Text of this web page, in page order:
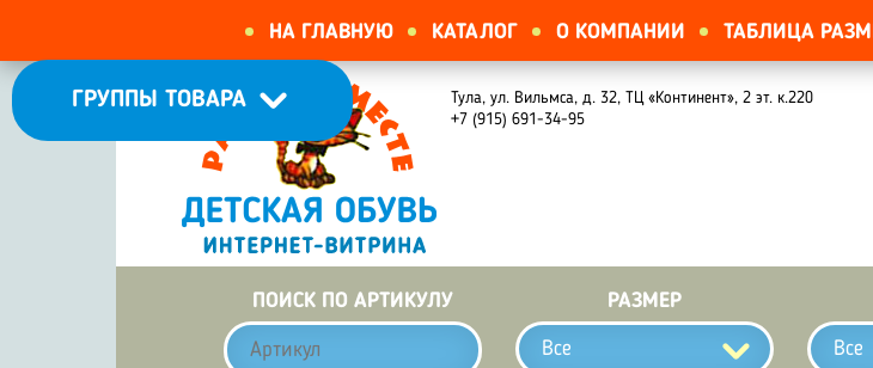
НА ГЛАВНУЮ КАТАЛОГ О КОМПАНИИ ТАБЛИЦА
Тула, ул. Вильмса, д. 32, ТЦ «Континент», 2 эт. к.220
+7 (915) 691-34-95
ГРУППЫ ТОВАРА
ПОИСК ПО АРТИКУЛУ РАЗМЕР
Все Все